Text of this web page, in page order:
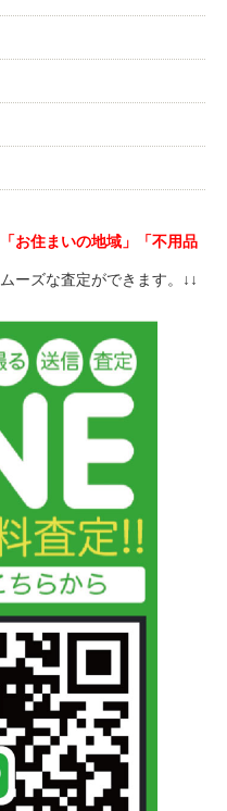
お住まいの地域」「不用品
ーズな査定ができます。↓↓